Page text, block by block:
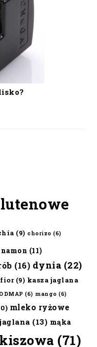
(9) chorizo (6)
(11)
(16) dynia (22)
(9) kasza jaglana
(6) mango (6)
mleko ryżowe
(13) mąka
(71)